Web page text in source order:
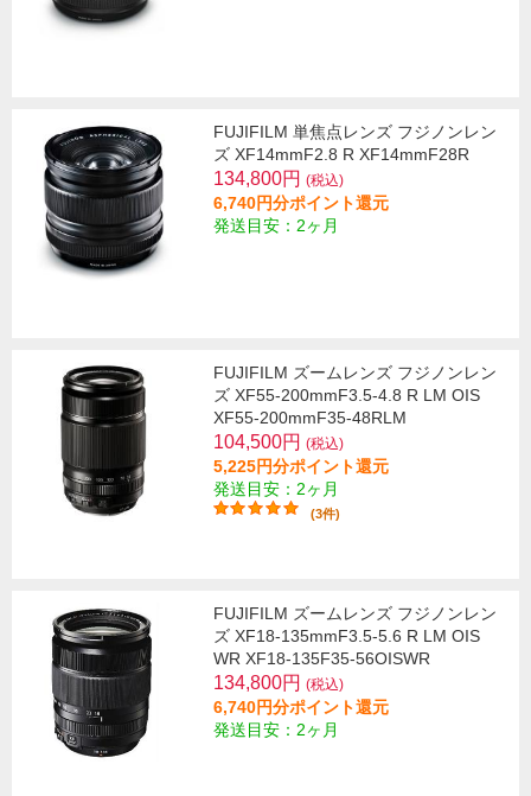
FUJIFILM 単焦点レンズ フジノンレン
ズ XF14mmF2.8 R XF14mmF28R
134,800円 (税込)
6,740円分ポイント還元
発送目安：2ヶ月
FUJIFILM ズームレンズ フジノンレン
ズ XF55-200mmF3.5-4.8 R LM OIS
XF55-200mmF35-48RLM
104,500円 (税込)
5,225円分ポイント還元
発送目安：2ヶ月
(3件)
FUJIFILM ズームレンズ フジノンレン
ズ XF18-135mmF3.5-5.6 R LM OIS
WR XF18-135F35-56OISWR
134,800円 (税込)
6,740円分ポイント還元
発送目安：2ヶ月